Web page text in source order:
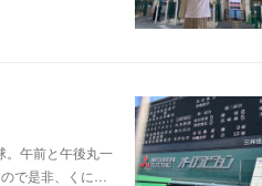
。午前と午後丸一
で是非、くに…